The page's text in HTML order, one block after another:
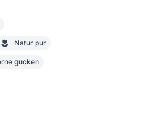
Natur pur
gucken